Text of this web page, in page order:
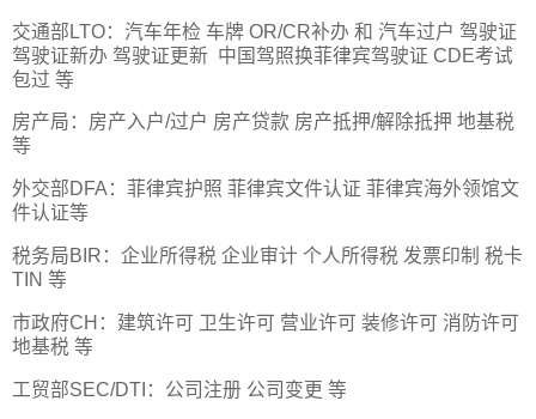
交通部LTO：汽车年检 车牌 OR/CR补办 和 汽车过户 驾驶证
驾驶证新办 驾驶证更新 中国驾照换菲律宾驾驶证 CDE考试
包过 等
房产局：房产入户/过户 房产贷款 房产抵押/解除抵押 地基税
等
外交部DFA：菲律宾护照 菲律宾文件认证 菲律宾海外领馆文
件认证等
税务局BIR：企业所得税 企业审计 个人所得税 发票印制 税卡
TIN 等
市政府CH：建筑许可 卫生许可 营业许可 装修许可 消防许可
地基税 等
工贸部SEC/DTI：公司注册 公司变更 等